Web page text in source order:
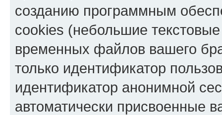
созданию программным
cookies (небольшие
временных файлов вашего
только идентификатор
идентификатор анонимной
автоматически присвоенные